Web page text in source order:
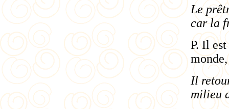
Le
car la
P. Il
Il
milieu